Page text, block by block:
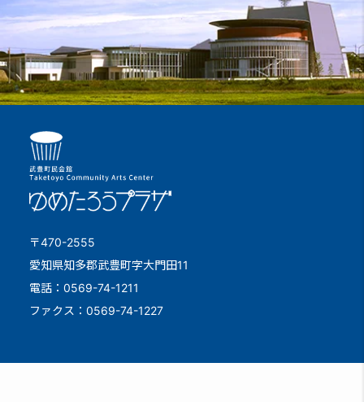
楽屋6～8
喫茶「ゆめひろば」
ギャラリー
和室
ゆめプラＱ＆Ａ
〒470-2555
愛知県知多郡武豊町字大門田11
電話：0569-74-1211
ファクス：0569-74-1227